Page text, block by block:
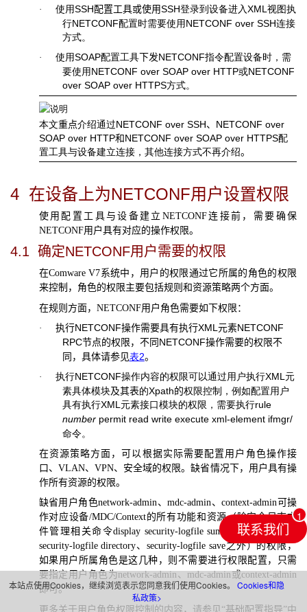
· 使用SSH配置工具或使用SSH登录到设备进入XML 视图执
行NETCONF配置时需要使用NETCONF over SSH连接
方式。
· 使用SOAP配置工具下发NETCONF指令配置设备时，需
要使用NETCONF over SOAP over HTTP或NETCONF
over SOAP over HTTPS方式。
本文重点介绍通过NETCONF over SSH、 NETCONF over
SOAP over HTTP和NETCONF over SOAP over HTTPS配
置工具与设备建立连接，其他连接方式不再介绍。
4 在设备上为NETCONF用户设置权限
使用配置工具与设备建立 NETCONF连接前，需要确保
NETCONF用户具有对应的操作权限。
4.1 确定NETCONF用户需要的权限
在Comware V7系统中，用户的权限通过它所属的角色的权限
来控制，角色的权限主要包括规则和资源策略两个方面。
在规则方面， NETCONF用户角色需要如下权限：
·
执行NETCONF操作需要具有执行XML元素NETCONF
RPC节点的权限，不同NETCONF操作需要的权限不
同，具体请参见表2。
· 执行NETCONF操作内容的权限可以通过用户执行XML 元
素具体模块及其表的Xpath的权限控制，例如配置用户
具有执行XML 元素接口模块的权限，需要执行rule
numberpermit read write execute xml-element ifmgr/
命令。
在资源策略方面，可以根据实际需要配置用户角色操作接
口、 VLAN、 VPN、安全域的权限。缺省情况下，用户具有操
作所有资源的权限。
缺省用户角色network-admin、mdc-admin、context-admin 可操
作对应设备/MDC/Context的所有功能和资源（除安全日志文
件管理相关命令display security-logfile summary、info-center
security-logfile directory、security-logfile save之外）的权限，
如果用户所属角色是这几种，则不需要进行权限配置，只需
要指定用户角色为network-admin 、 mdc-admin 或context-admin
即可。
更多关于用户角色权限控制的内容，请参见“基础配置指导”中
联系我们
本站点使用Cookies，继续浏览表示您同意我们使用Cookies。 Cookies和隐
私政策>